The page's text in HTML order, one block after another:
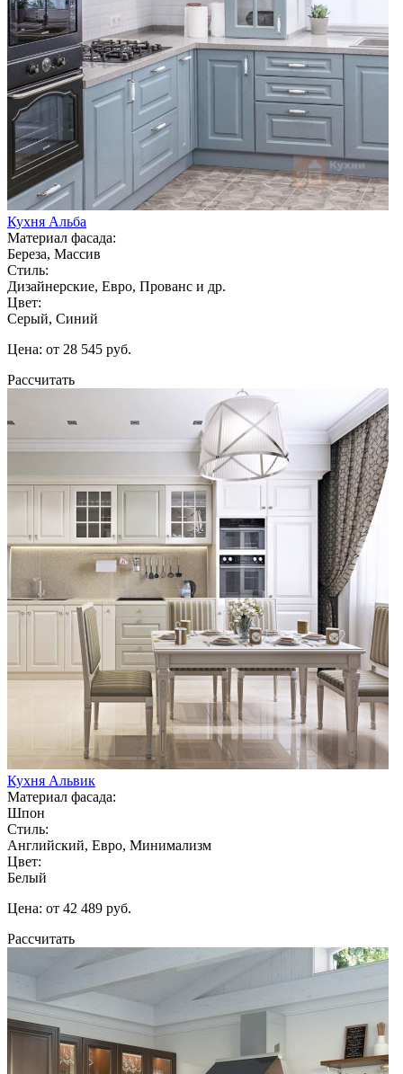
Кухня Альба
Материал фасада:
Береза, Массив
Стиль:
Дизайнерские, Евро, Прованс и др.
Цвет:
Серый, Синий
Цена: от 28 545 руб.
Рассчитать
Кухня Альвик
Материал фасада:
Шпон
Стиль:
Английский, Евро, Минимализм
Цвет:
Белый
Цена: от 42 489 руб.
Рассчитать